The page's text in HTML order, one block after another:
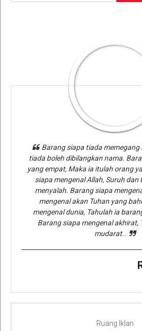
Barang siapa tiada memegang
tiada boleh dibilangkan nama.
yang empat, Maka ia itulah orang
siapa mengenal Allah, Suruh dan
menyalah. Barang siapa
mengenal akan Tuhan yang
mengenal dunia, Tahulah ia
Barang siapa mengenal akhirat,
mudarat..
Ruang Iklan